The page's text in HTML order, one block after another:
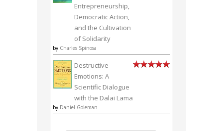
Entrepreneurship,
Democratic Action,
and the Cultivation
of Solidarity
by Charles Spinosa
Destructive
Emotions: A
Scientific Dialogue
with the Dalai Lama
by Daniel Goleman